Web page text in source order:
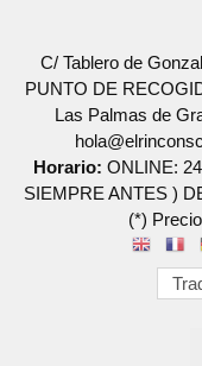
C/ Tablero de
PUNTO DE
Las Palmas de
Horario: ONLINE:
SIEMPRE ANTES )
(*)